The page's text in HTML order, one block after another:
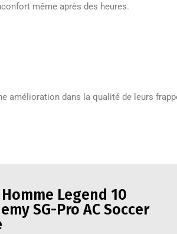
même après des heures.
amélioration dans la qualité de leurs
Legend 10
SG-Pro AC Soccer